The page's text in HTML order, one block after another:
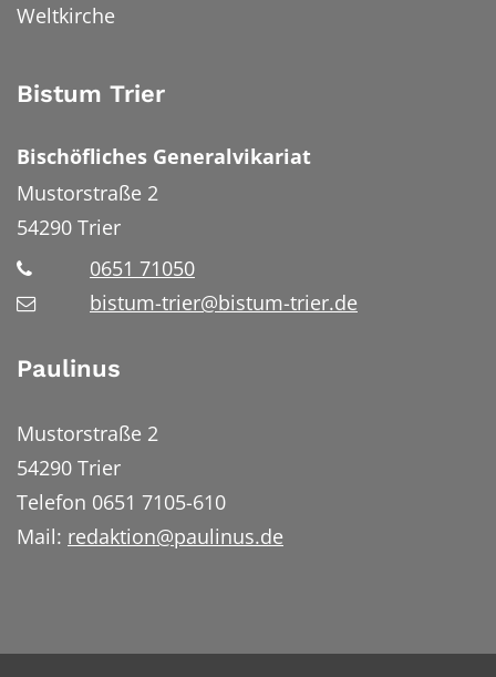
Weltkirche
Bistum Trier
Bischöfliches Generalvikariat
Mustorstraße 2
54290 Trier
0651 71050
bistum-trier@bistum-trier.de
Paulinus
Mustorstraße 2
54290 Trier
Telefon 0651 7105-610
Mail: redaktion@paulinus.de